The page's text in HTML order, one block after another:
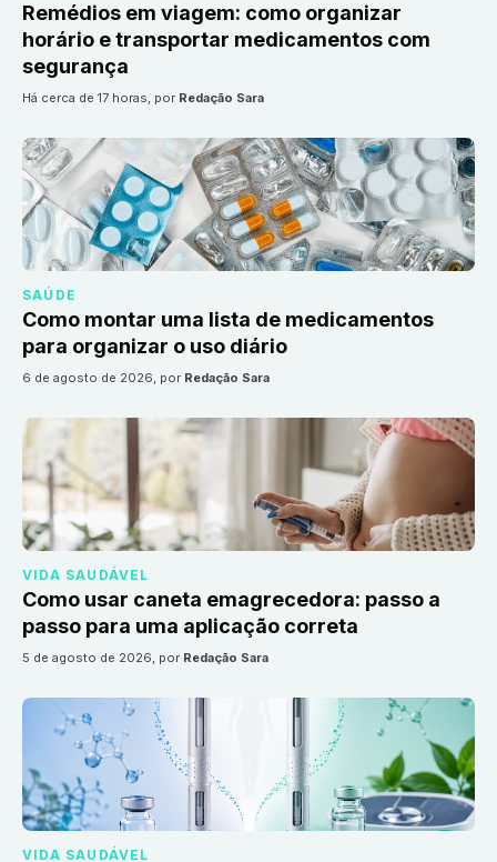
Remédios em viagem: como organizar
horário e transportar medicamentos com
segurança
há cerca de 17 horas, por Redação Sara
SAÚDE
Como montar uma lista de medicamentos
para organizar o uso diário
6 de agosto de 2026, por Redação Sara
VIDA SAUDÁVEL
Como usar caneta emagrecedora: passo a
passo para uma aplicação correta
5 de agosto de 2026, por Redação Sara
VIDA SAUDÁVEL